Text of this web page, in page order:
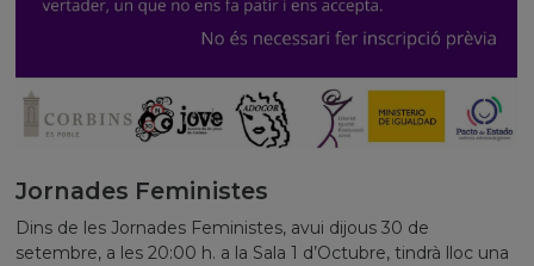
Jornades Feministes
Dins de les Jornades Feministes, avui dijous 30 de
setembre, a les 20:00 h. a la Sala 1 d’Octubre, tindrà lloc una